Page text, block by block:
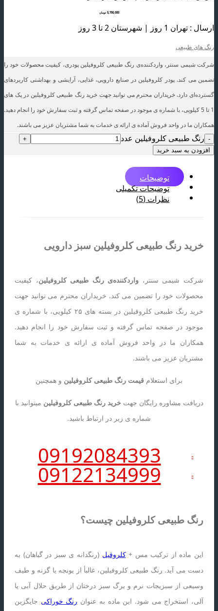
5,700,000 تومان
ارسال : تهران 1 روز | شهرستان 2 تا 3 روز
رنگ های طبیعی
شرکت شیمی سنتر، واردکننده‌ی رنگ طبیعی کلروفیلین پودری، کیفیت محصولات خود را
تضمین می کند. پودر کلروفیلین در صنایع دارویی، غذایی، آرایشی و بهداشتی کاربردهای
گسترده‌ای دارد. خریداران محترم می توانید جهت خرید رنگ طبیعی کلروفیلین در پک های
1 تا 5 کیلویی، با شماره ی موجود در صفحه تماس گرفته و ثبت سفارش خود را انجام دهید.
همکاران ما در واحد فروش آماده ی ارائه ی خدمات به شما مشتریان عزیز می باشند.
رنگ طبیعی کلروفیلین عدد
افزودن به سبد خرید
توضیحات
توضیحات تکمیلی
نظرات (5)
خرید رنگ طبیعی کلروفیلین سبز دارویی
شرکت شیمی سنتر، واردکننده‌ی رنگ طبیعی کلروفیلین، کیفیت
محصولات خود را تضمین می کند. خریداران محترم می توانید جهت
خرید رنگ طبیعی کلروفیلین در بسته های ۲۵ کیلویی، با شماره ی
موجود در صفحه تماس گرفته و ثبت سفارش خود را انجام دهید.
همکاران ما در واحد فروش آماده ی ارائه ی خدمات به شما
مشتریان عزیز می باشند.
برای استعلام قیمت رنگ طبیعی کلروفیلین و همچنین
دریافت مشاوره رایگان جهت خرید رنگ طبیعی کلروفیلین میتوانید با
شماره ی زیر در ارتباط باشید.
09192084393
09122134999
رنگ طبیعی کلروفیلین چیست؟
این ماده از ترکیب مس +کلروفیل (رنگدانه ی سبز در گیاهان) به
دست می آید. رنگ طبیعی کلروفیلین، غالبأ از یونجه یا گزنه و طیف
وسیعی از سبزیجات نرم و برگ سبز درختان از طریق حلال آبی یا
آلی، استخراج می شود. این ماده به عنوان رنگ خوراکی جایگزین